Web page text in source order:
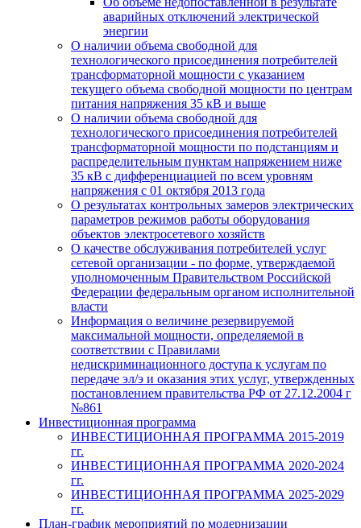
аварийных отключений электрической
энергии
О наличии объема свободной для
технологического присоединения потребителей
трансформаторной мощности с указанием
текущего объема свободной мощности по центрам
питания напряжения 35 кВ и выше
О наличии объема свободной для
технологического присоединения потребителей
трансформаторной мощности по подстанциям и
распределительным пунктам напряжением ниже
35 кВ с дифференциацией по всем уровням
напряжения с 01 октября 2013 года
О результатах контрольных замеров электрических
параметров режимов работы оборудования
объектов электросетевого хозяйств
О качестве обслуживания потребителей услуг
сетевой организации - по форме, утверждаемой
уполномоченным Правительством Российской
Федерации федеральным органом исполнительной
власти
Информация о величине резервируемой
максимальной мощности, определяемой в
соответствии с Правилами
недискриминационного доступа к услугам по
передаче эл/э и оказания этих услуг, утвержденных
постановлением правительства РФ от 27.12.2004 г
№861
Инвестиционная программа
ИНВЕСТИЦИОННАЯ ПРОГРАММА 2015-2019
гг.
ИНВЕСТИЦИОННАЯ ПРОГРАММА 2020-2024
гг.
ИНВЕСТИЦИОННАЯ ПРОГРАММА 2025-2029
гг.
План-график мероприятий по модернизации